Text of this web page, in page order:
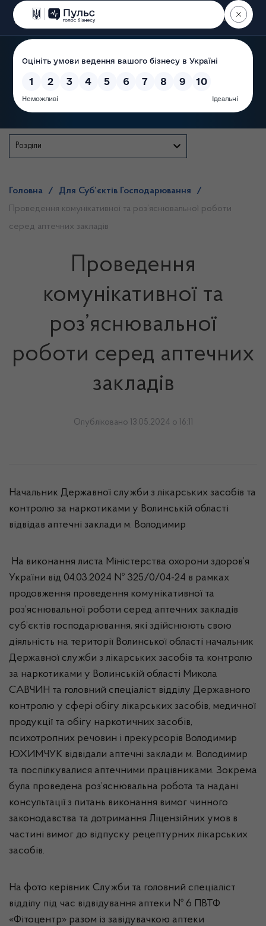
Пошук
Розділи
Головна / Для Суб’єктів Господарювання
/
Проведення комунікативної та роз’яснювальної роботи
серед аптечних закладів
Проведення
комунікативної та
роз’яснювальної
роботи серед аптечних
закладів
Опубліковано 13.05.2024 о 16:11
Начальник Державної служби з лікарських засобів та
контролю за наркотиками у Волинській області
відвідав аптечні заклади м. Володимир
На виконання листа Міністерства охорони здоров’я
України від 04.03.2024 № 325/0/04-24 в рамках
продовження проведення комунікативної та
роз’яснювальної роботи серед аптечних закладів
суб’єктів господарювання, які здійснюють свою
діяльність на території Волинської області начальник
Державної служби з лікарських засобів та контролю
за наркотиками у Волинській області Микола
САВЧИН та головний спеціаліст відділу Державного
контролю у сфері обігу лікарських засобів, медичної
продукції та обігу наркотичних засобів,
психотропних речовин і прекурсорів Володимир
ЮХИМЧУК відвідали аптечні заклади м. Володимир
та поспілкувалися аптечними працівниками. Зокрема
була проведена роз’яснювальна робота та надані
консультації з питань виконання вимог чинного
законодавства та дотримання Ліцензійних умов в
частині вимог до відпуску рецептурних лікарських
засобів.
На фото керівник Служби та головний спеціаліст
відділу під час відвідування аптеки № 6 ПВТФ
«Фітоцентр» разом із завідувачкою аптеки